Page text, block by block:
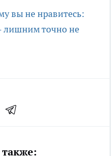
вы не нравитесь:
лишним точно не